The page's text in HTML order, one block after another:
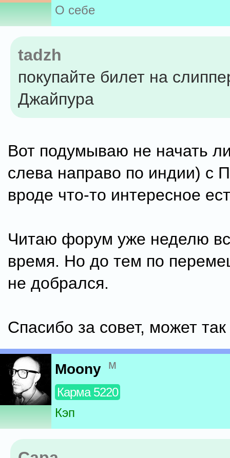
О себе
tadzh
покупайте билет на
Джайпура
Вот подумываю не начать
слева направо по индии) с
вроде что-то интересное
Читаю форум уже неделю
время. Но до тем по
не добрался.
Спасибо за совет, может
Moony м
Карма 5220
Кэп